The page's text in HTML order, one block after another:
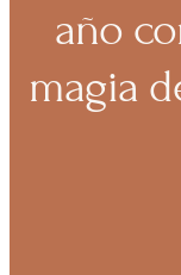
año
magia